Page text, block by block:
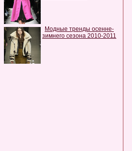
Модные тренды осенне-
зимнего сезона 2010-2011